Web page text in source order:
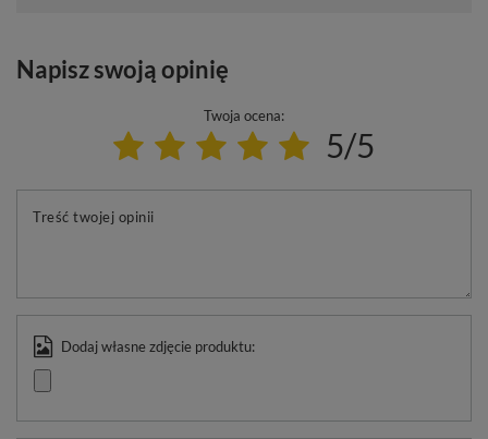
Napisz swoją opinię
Twoja ocena:
5/5
Treść twojej opinii
Dodaj własne zdjęcie produktu: